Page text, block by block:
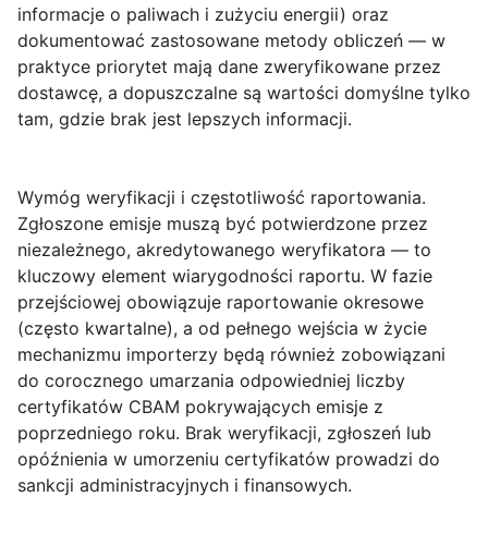
informacje o paliwach i zużyciu energii) oraz
dokumentować zastosowane metody obliczeń — w
praktyce priorytet mają dane zweryfikowane przez
dostawcę, a dopuszczalne są wartości domyślne tylko
tam, gdzie brak jest lepszych informacji.
Wymóg weryfikacji i częstotliwość raportowania.
Zgłoszone emisje muszą być potwierdzone przez
niezależnego, akredytowanego weryfikatora — to
kluczowy element wiarygodności raportu. W fazie
przejściowej obowiązuje raportowanie okresowe
(często kwartalne), a od pełnego wejścia w życie
mechanizmu importerzy będą również zobowiązani
do corocznego umarzania odpowiedniej liczby
certyfikatów CBAM pokrywających emisje z
poprzedniego roku. Brak weryfikacji, zgłoszeń lub
opóźnienia w umorzeniu certyfikatów prowadzi do
sankcji administracyjnych i finansowych.